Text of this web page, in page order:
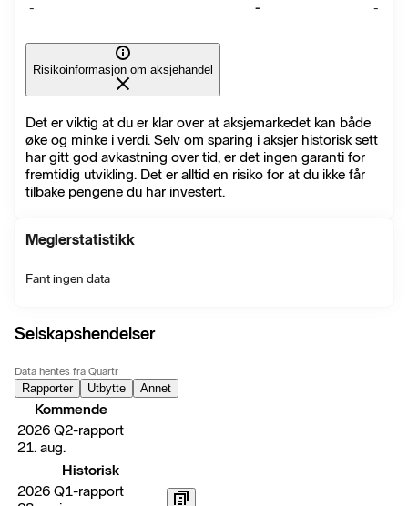
- - -
Risikoinformasjon om aksjehandel
Det er viktig at du er klar over at aksjemarkedet kan både
øke og minke i verdi. Selv om sparing i aksjer historisk sett
har gitt god avkastning over tid, er det ingen garanti for
fremtidig utvikling. Det er alltid en risiko for at du ikke får
tilbake pengene du har investert.
Meglerstatistikk
Fant ingen data
Selskapshendelser
Data hentes fra Quartr
Rapporter Utbytte Annet
Kommende
2026 Q2-rapport
21. aug.
Historisk
2026 Q1-rapport